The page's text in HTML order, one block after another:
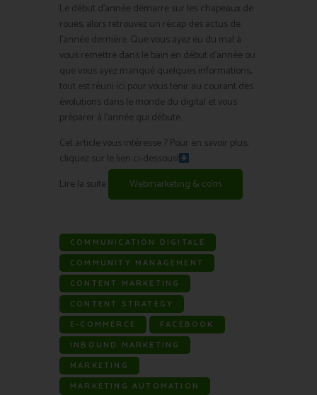
Le début d’année démarre sur les chapeaux de
roues, alors retrouvez un récap des actus de
l’année dernière. Que vous ayez eu du mal à
vous remettre dans le bain en début d’année ou
que vous ayez manqué quelques informations,
tout est réuni ici pour vous tenir au courant des
évolutions dans le monde du digital et vous
préparer à l’année qui débute.
Cet article vous intéresse ? Pour en savoir plus,
cliquez sur le lien ci-dessous!
Lire la suite
Webmarketing & co’m
COMMUNICATION DIGITALE
COMMUNITY MANAGEMENT
CONTENT MARKETING
CONTENT STRATEGY
E-COMMERCE FACEBOOK
INBOUND MARKETING
MARKETING
MARKETING AUTOMATION